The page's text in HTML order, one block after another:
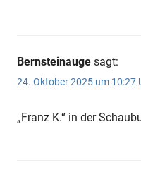
Bernsteinauge sagt:
24. Oktober 2025 um 10:27
„Franz K.“ in der